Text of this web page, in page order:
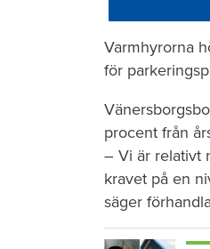
Varmhyrorna
för
procent från
– Vi är relativt
kravet på en
säger